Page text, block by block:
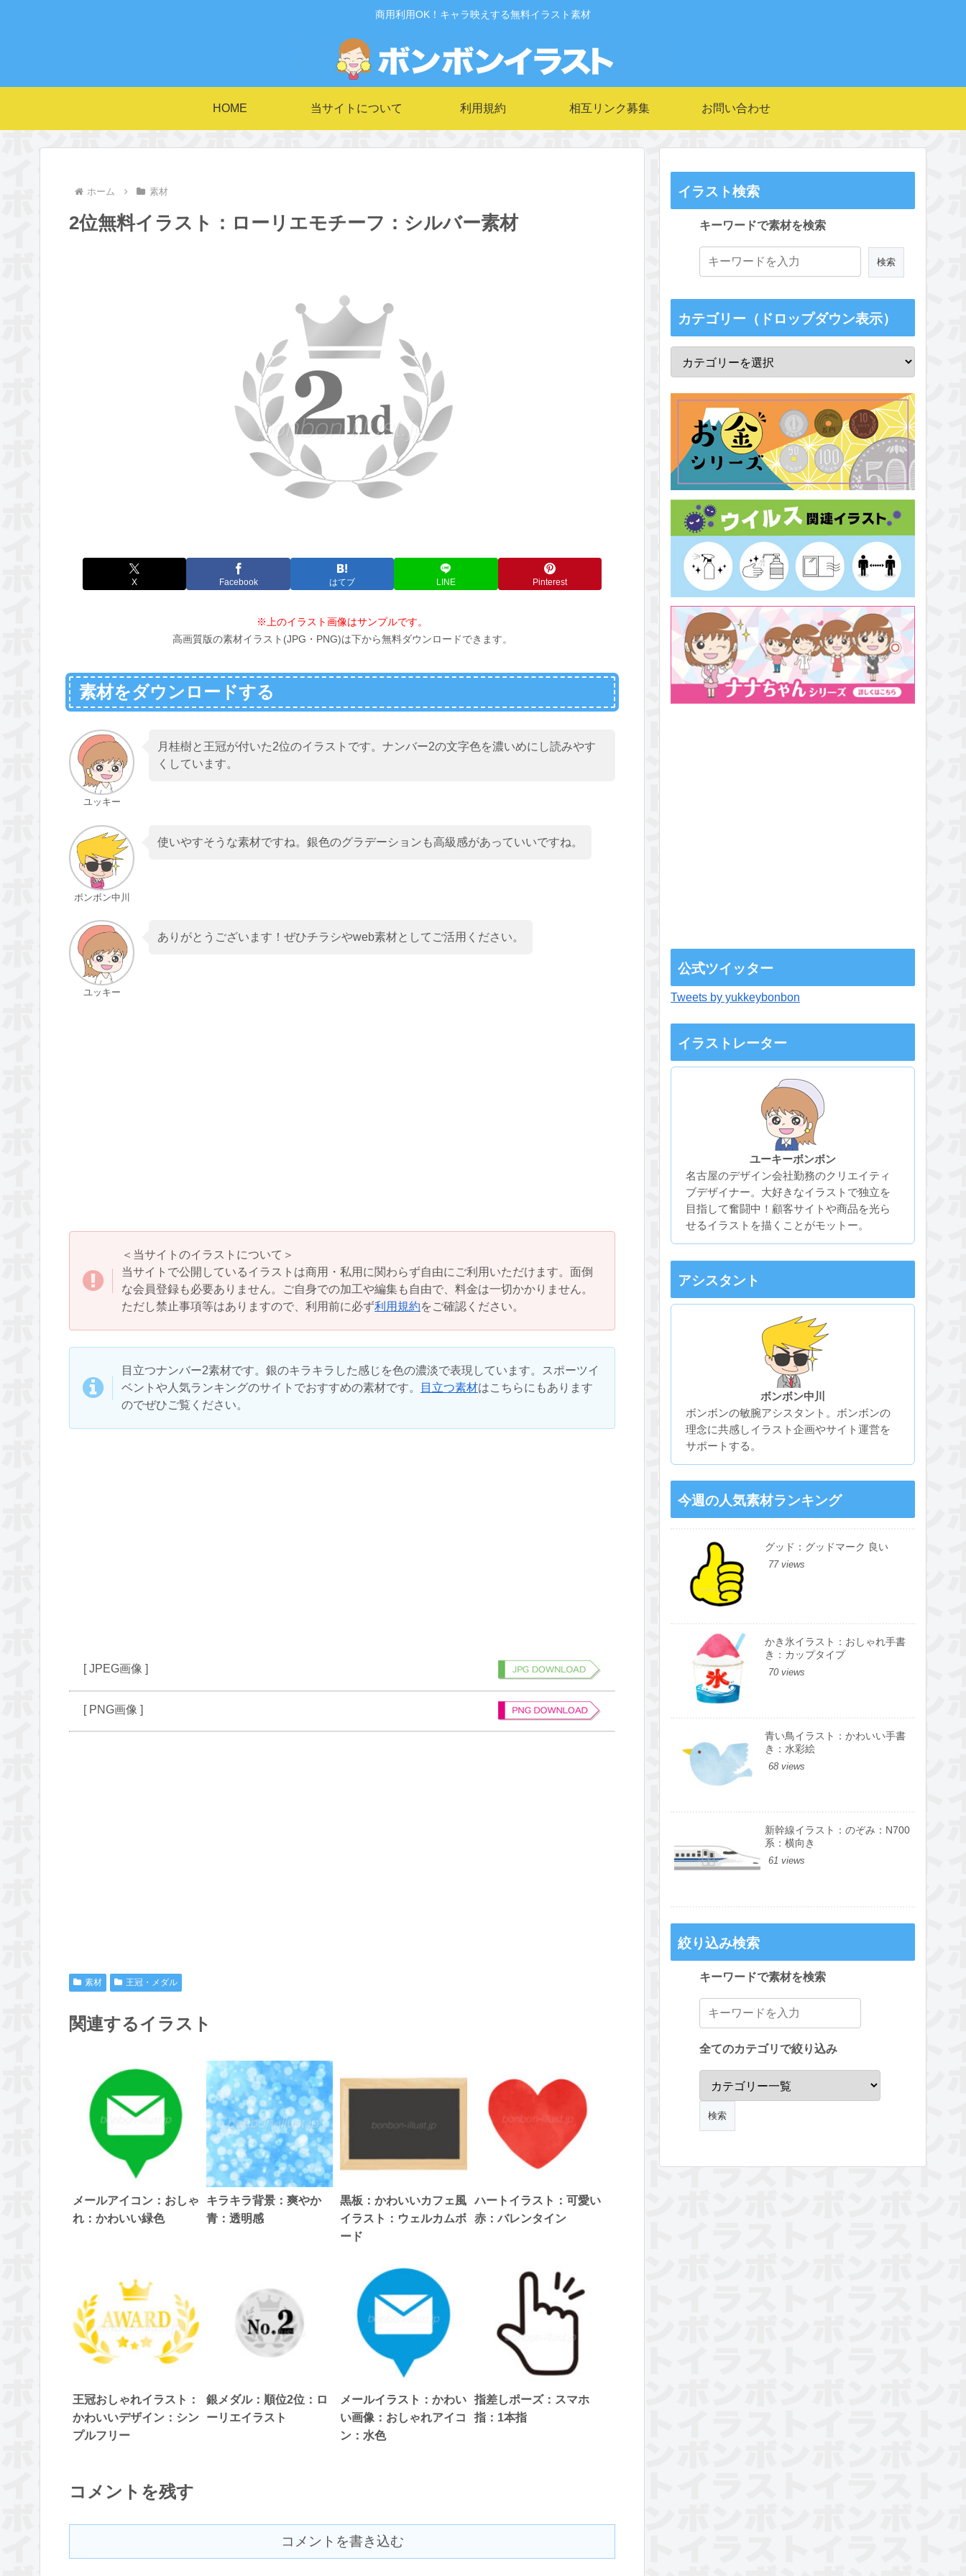
商用利用OK！キャラ映えする無料イラスト素材
HOME 当サイトについて 利用規約 相互リンク募集 お問い合わせ
ホーム 素材
2位無料イラスト：ローリエモチーフ：シルバー素材
X Facebook はてブ LINE Pinterest
※上のイラスト画像はサンプルです。
高画質版の素材イラスト(JPG・PNG)は下から無料ダウンロードできます。
素材をダウンロードする
ユッキー
月桂樹と王冠が付いた2位のイラストです。ナンバー2の文字色を濃いめにし読みやす
くしています。
ボンボン中川
使いやすそうな素材ですね。銀色のグラデーションも高級感があっていいですね。
ユッキー
ありがとうございます！ぜひチラシやweb素材としてご活用ください。
＜当サイトのイラストについて＞
当サイトで公開しているイラストは商用・私用に関わらず自由にご利用いただけます。面倒
な会員登録も必要ありません。ご自身での加工や編集も自由で、料金は一切かかりません。
ただし禁止事項等はありますので、利用前に必ず利用規約をご確認ください。
目立つナンバー2素材です。銀のキラキラした感じを色の濃淡で表現しています。スポーツイ
ベントや人気ランキングのサイトでおすすめの素材です。
目立つ素材はこちらにもあります
のでぜひご覧ください。
[ JPEG画像 ]
[ PNG画像 ]
素材 王冠・メダル
関連するイラスト
メールアイコン：おしゃ
れ：かわいい緑色
キラキラ背景：爽やか
青：透明感
黒板：かわいいカフェ風
イラスト：ウェルカムボ
ード
ハートイラスト：可愛い
赤：バレンタイン
王冠おしゃれイラスト：
かわいいデザイン：シン
プルフリー
銀メダル：順位2位：ロ
ーリエイラスト
メールイラスト：かわい
い画像：おしゃれアイコ
ン：水色
指差しポーズ：スマホ
指：1本指
コメントを残す
コメントを書き込む
イラスト検索
キーワードで素材を検索
カテゴリー（ドロップダウン表示）
公式ツイッター
Tweets by yukkeybonbon
イラストレーター
ユーキーボンボン
名古屋のデザイン会社勤務のクリエイティ
ブデザイナー。大好きなイラストで独立を
目指して奮闘中！顧客サイトや商品を光ら
せるイラストを描くことがモットー。
アシスタント
ボンボン中川
ボンボンの敏腕アシスタント。ボンボンの
理念に共感しイラスト企画やサイト運営を
サポートする。
今週の人気素材ランキング
グッド：グッドマーク 良い
77 views
かき氷イラスト：おしゃれ手書
き：カップタイプ
70 views
青い鳥イラスト：かわいい手書
き：水彩絵
68 views
新幹線イラスト：のぞみ：N700
系：横向き
61 views
絞り込み検索
キーワードで素材を検索
全てのカテゴリで絞り込み